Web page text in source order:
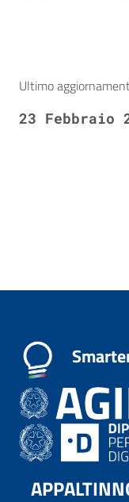
Ultimo
23 Febbraio